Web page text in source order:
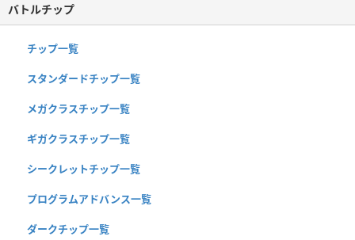
バトルチップ
チップ一覧
スタンダードチップ一覧
メガクラスチップ一覧
ギガクラスチップ一覧
シークレットチップ一覧
プログラムアドバンス一覧
ダークチップ一覧